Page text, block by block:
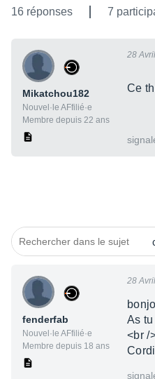
16 réponses 7
Mikatchou182
Nouvel·le AFfilié·e
Membre depuis 22 ans
28
Ce
fenderfab
Nouvel·le AFfilié·e
Membre depuis 18 ans
28
As
<br /